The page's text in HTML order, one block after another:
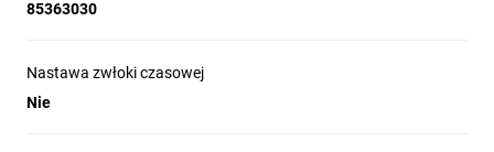
85363030
Nastawa zwłoki czasowej
Nie